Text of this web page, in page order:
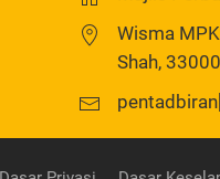
Wisma
Shah,